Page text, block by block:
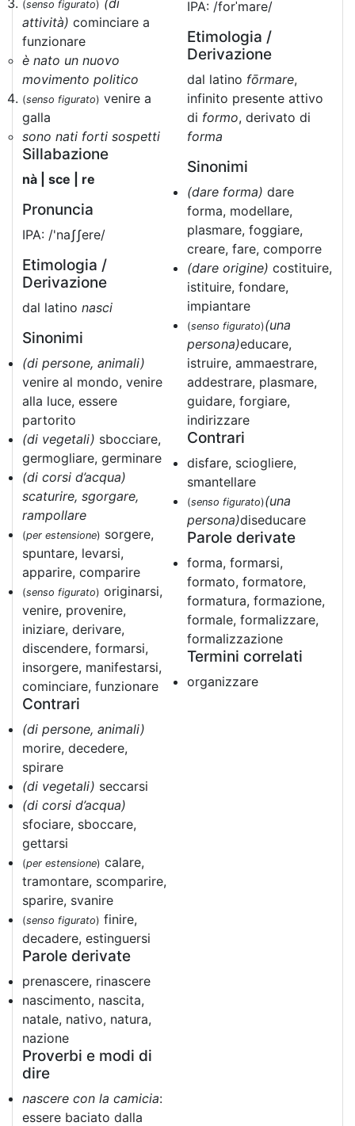
(senso figurato) (di
attività) cominciare a
funzionare
è nato un nuovo
movimento politico
(senso figurato) venire a
galla
sono nati forti sospetti
Sillabazione
nà | sce | re
Pronuncia
IPA: /'naʃʃere/
Etimologia /
Derivazione
dal latino nasci
Sinonimi
(di persone, animali)
venire al mondo, venire
alla luce, essere
partorito
(di vegetali) sbocciare,
germogliare, germinare
(di corsi d’acqua)
scaturire, sgorgare,
rampollare
(per estensione) sorgere,
spuntare, levarsi,
apparire, comparire
(senso figurato) originarsi,
venire, provenire,
iniziare, derivare,
discendere, formarsi,
insorgere, manifestarsi,
cominciare, funzionare
Contrari
(di persone, animali)
morire, decedere,
spirare
(di vegetali) seccarsi
(di corsi d’acqua)
sfociare, sboccare,
gettarsi
(per estensione) calare,
tramontare, scomparire,
sparire, svanire
(senso figurato) finire,
decadere, estinguersi
Parole derivate
prenascere, rinascere
nascimento, nascita,
natale, nativo, natura,
nazione
Proverbi e modi di
dire
nascere con la camicia:
essere baciato dalla
IPA: /forˈmare/
Etimologia /
Derivazione
dal latino fōrmare,
infinito presente attivo
di formo, derivato di
forma
Sinonimi
(dare forma) dare
forma, modellare,
plasmare, foggiare,
creare, fare, comporre
(dare origine) costituire,
istituire, fondare,
impiantare
(senso figurato)(una
persona)educare,
istruire, ammaestrare,
addestrare, plasmare,
guidare, forgiare,
indirizzare
Contrari
disfare, sciogliere,
smantellare
(senso figurato)(una
persona)diseducare
Parole derivate
forma, formarsi,
formato, formatore,
formatura, formazione,
formale, formalizzare,
formalizzazione
Termini correlati
organizzare